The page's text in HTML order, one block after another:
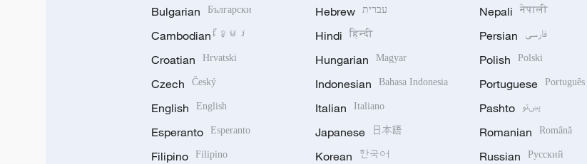
Bulgarian Български
Cambodian ខ្មែរ
Croatian Hrvatski
Czech Český
English English
Esperanto Esperanto
Filipino Filipino
Hebrew עברית
Hindi हिन्दी
Hungarian Magyar
Indonesian Bahasa Indonesia
Italian Italiano
Japanese 日本語
Korean 한국어
Nepali नेपाली
Persian فارسی
Polish Polski
Portuguese Português
Pashto پښتو
Romanian Română
Russian Русский